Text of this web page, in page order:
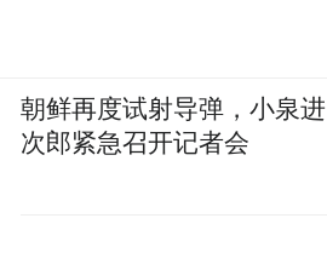
朝鲜再度试射导弹，小泉进
次郎紧急召开记者会